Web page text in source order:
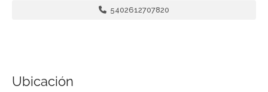
5402612707820
Ubicación